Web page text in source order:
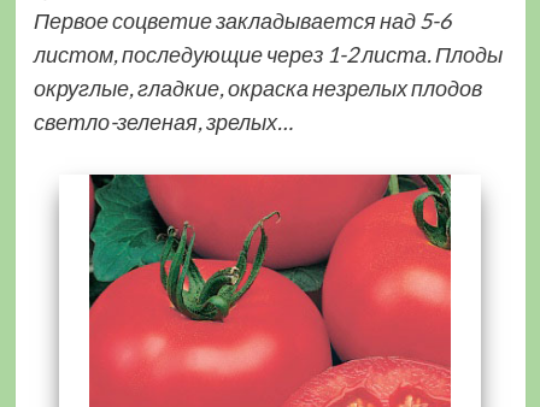
Первое соцветие закладывается над 5-6
листом, последующие через 1-2 листа. Плоды
округлые, гладкие, окраска незрелых плодов
светло-зеленая, зрелых…